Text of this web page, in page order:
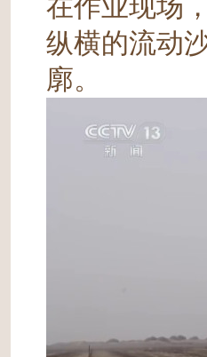
在作业现场
纵横的流动
廓。